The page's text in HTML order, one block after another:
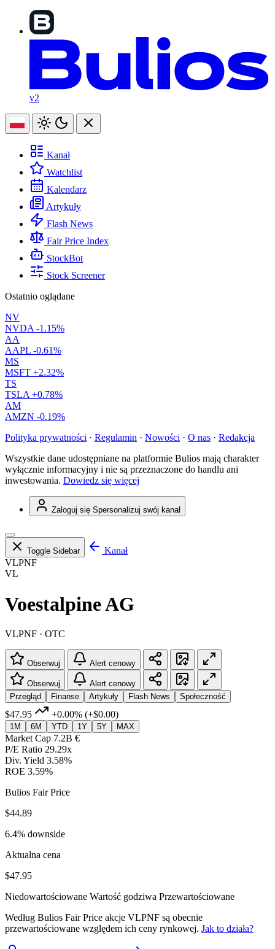
v2
Kanał
Watchlist
Kalendarz
Artykuły
Flash News
Fair Price Index
StockBot
Stock Screener
Ostatnio oglądane
NV
NVDA -1.15%
AA
AAPL -0.61%
MS
MSFT +2.32%
TS
TSLA +0.78%
AM
AMZN -0.19%
Polityka prywatności · Regulamin · Nowości · O nas · Redakcja
Wszystkie dane udostępniane na platformie Bulios mają charakter
wyłącznie informacyjny i nie są przeznaczone do handlu ani
inwestowania. Dowiedz się więcej
Zaloguj się Spersonalizuj swój kanał
Toggle Sidebar
Kanał
VLPNF
VL
Voestalpine AG
VLPNF · OTC
Obserwuj Alert cenowy
Obserwuj
Alert cenowy
Przegląd
Finanse Artykuły Flash News Społeczność
$47.95 +0.00% (+$0.00)
1M 6M YTD 1Y 5Y MAX
Market Cap 7.2B €
P/E Ratio 29.29x
Div. Yield 3.58%
ROE 3.59%
Bulios Fair Price
$44.89
6.4% downside
Aktualna cena
$47.95
Niedowartościowane Wartość godziwa Przewartościowane
Według Bulios Fair Price akcje VLPNF są obecnie
przewartościowane względem ich ceny rynkowej. Jak to działa?